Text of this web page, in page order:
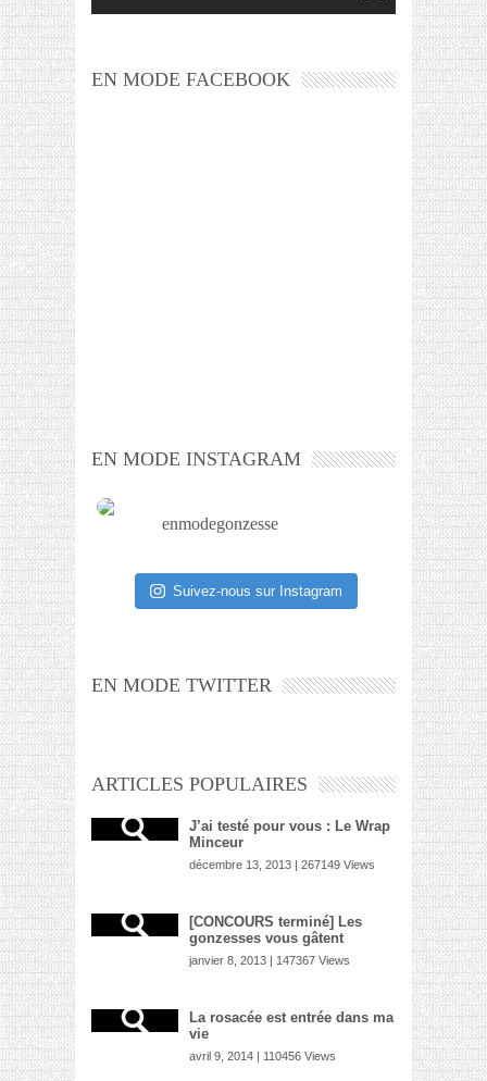
EN MODE FACEBOOK
EN MODE INSTAGRAM
enmodegonzesse
Suivez-nous sur Instagram
EN MODE TWITTER
ARTICLES POPULAIRES
J’ai testé pour vous : Le Wrap
Minceur
décembre 13, 2013 | 267149 Views
[CONCOURS terminé] Les
gonzesses vous gâtent
janvier 8, 2013 | 147367 Views
La rosacée est entrée dans ma
vie
avril 9, 2014 | 110456 Views